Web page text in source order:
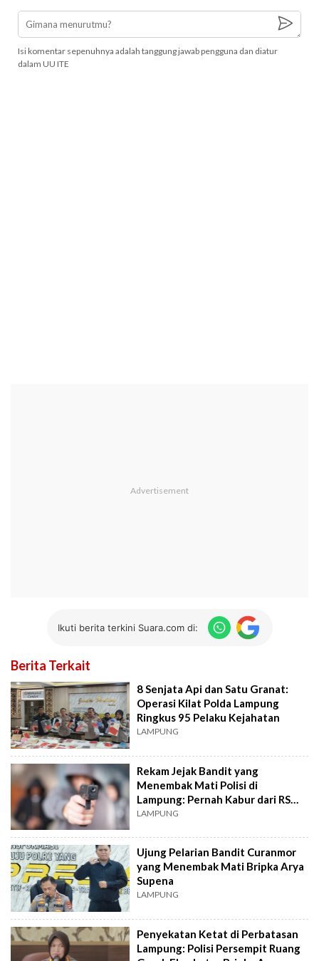
Isi komentar sepenuhnya adalah tanggung jawab pengguna dan diatur
dalam UU ITE
Ikuti berita terkini Suara.com di:
Berita Terkait
8 Senjata Api dan Satu Granat:
Operasi Kilat Polda Lampung
Ringkus 95 Pelaku Kejahatan
LAMPUNG
Rekam Jejak Bandit yang
Menembak Mati Polisi di
Lampung: Pernah Kabur dari RS
Bhayangkara
LAMPUNG
Ujung Pelarian Bandit Curanmor
yang Menembak Mati Bripka Arya
Supena
LAMPUNG
Penyekatan Ketat di Perbatasan
Lampung: Polisi Persempit Ruang